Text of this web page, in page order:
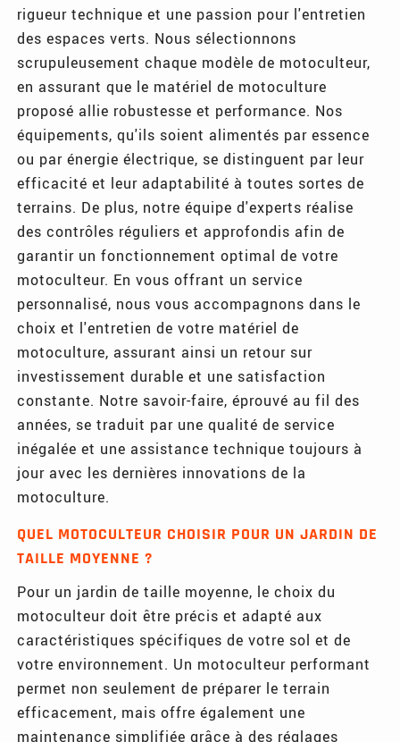
rigueur technique et une passion pour l'entretien
des espaces verts. Nous sélectionnons
scrupuleusement chaque modèle de motoculteur,
en assurant que le matériel de motoculture
proposé allie robustesse et performance. Nos
équipements, qu'ils soient alimentés par essence
ou par énergie électrique, se distinguent par leur
efficacité et leur adaptabilité à toutes sortes de
terrains. De plus, notre équipe d'experts réalise
des contrôles réguliers et approfondis afin de
garantir un fonctionnement optimal de votre
motoculteur. En vous offrant un service
personnalisé, nous vous accompagnons dans le
choix et l'entretien de votre matériel de
motoculture, assurant ainsi un retour sur
investissement durable et une satisfaction
constante. Notre savoir-faire, éprouvé au fil des
années, se traduit par une qualité de service
inégalée et une assistance technique toujours à
jour avec les dernières innovations de la
motoculture.
QUEL MOTOCULTEUR CHOISIR POUR UN JARDIN DE
TAILLE MOYENNE ?
Pour un jardin de taille moyenne, le choix du
motoculteur doit être précis et adapté aux
caractéristiques spécifiques de votre sol et de
votre environnement. Un motoculteur performant
permet non seulement de préparer le terrain
efficacement, mais offre également une
maintenance simplifiée grâce à des réglages